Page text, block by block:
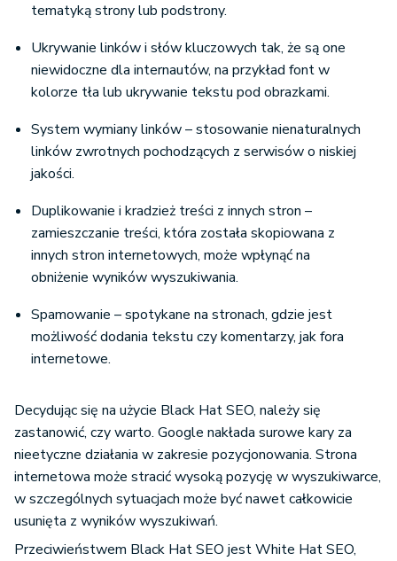
tematyką strony lub podstrony.
Ukrywanie linków i słów kluczowych tak, że są one
niewidoczne dla internautów, na przykład font w
kolorze tła lub ukrywanie tekstu pod obrazkami.
System wymiany linków – stosowanie nienaturalnych
linków zwrotnych pochodzących z serwisów o niskiej
jakości.
Duplikowanie i kradzież treści z innych stron –
zamieszczanie treści, która została skopiowana z
innych stron internetowych, może wpłynąć na
obniżenie wyników wyszukiwania.
Spamowanie – spotykane na stronach, gdzie jest
możliwość dodania tekstu czy komentarzy, jak fora
internetowe.
Decydując się na użycie Black Hat SEO, należy się
zastanowić, czy warto. Google nakłada surowe kary za
nieetyczne działania w zakresie pozycjonowania. Strona
internetowa może stracić wysoką pozycję w wyszukiwarce,
w szczególnych sytuacjach może być nawet całkowicie
usunięta z wyników wyszukiwań.
Przeciwieństwem Black Hat SEO jest White Hat SEO,